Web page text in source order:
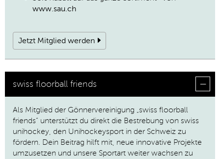
www.sau.ch
Jetzt Mitglied werden
swiss floorball friends
Als Mitglied der Gönnervereinigung „swiss floorball
friends“ unterstützt du direkt die Bestrebung von swiss
unihockey, den Unihockeysport in der Schweiz zu
fördern. Dein Beitrag hilft mit, neue innovative Projekte
umzusetzen und unsere Sportart weiter wachsen zu